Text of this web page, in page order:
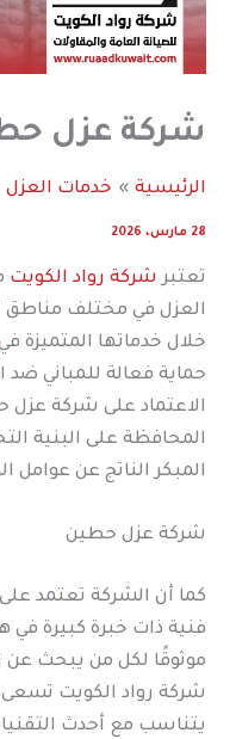
شركة عزل
الرئيسية خدمات العزل
28 مارس، 2026
تعتبر شركة رواد الكويت
العزل في مختلف مناطق
خلال خدماتها المتميزة
حماية فعالة للمباني ضد
الاعتماد على شركة
المحافظة على البنية
المبكر الناتج عن
شركة عزل حطين
كما أن الشركة تعتمد
فنية ذات خبرة كبيرة في
موثوقًا لكل من يبحث عن
شركة رواد الكويت تسعى
يتناسب مع أحدث